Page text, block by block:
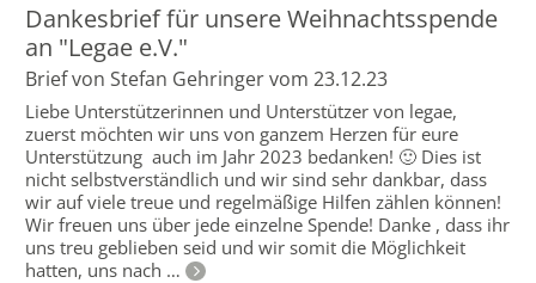
Dankesbrief für unsere Weihnachtsspende
an "Legae e.V."
Brief von Stefan Gehringer vom 23.12.23
Liebe Unterstützerinnen und Unterstützer von legae,
zuerst möchten wir uns von ganzem Herzen für eure
Unterstützung auch im Jahr 2023 bedanken! 🙂 Dies ist
nicht selbstverständlich und wir sind sehr dankbar, dass
wir auf viele treue und regelmäßige Hilfen zählen können!
Wir freuen uns über jede einzelne Spende! Danke , dass ihr
uns treu geblieben seid und wir somit die Möglichkeit
hatten, uns nach …